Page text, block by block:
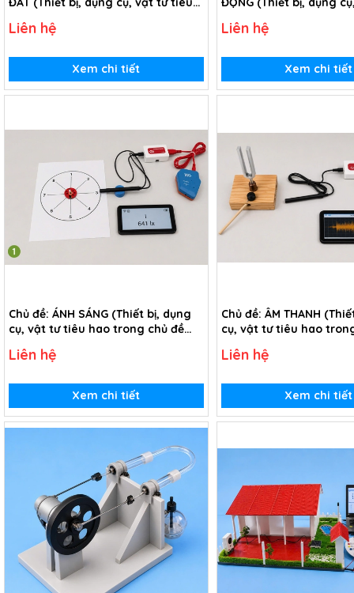
của Trái Đất - lớp 3)
Liên hệ
Xem chi tiết
chữa cháy tự động -
Liên hệ
Xem chi tiết
Chủ đề: ÁNH SÁNG (Thiết bị, dụng
cụ, vật tư tiêu hao trong chủ đề
Liên hệ
Xem chi tiết
Chủ đề: ÂM THANH
cụ, vật tư tiêu hao
Liên hệ
Xem chi tiết